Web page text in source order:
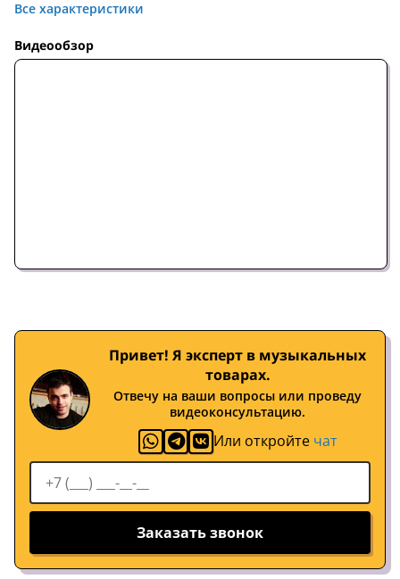
Все характеристики
Видеообзор
Привет! Я эксперт в музыкальных
товарах.
Отвечу на ваши вопросы или проведу
видеоконсультацию.
Или откройте чат
Заказать звонок